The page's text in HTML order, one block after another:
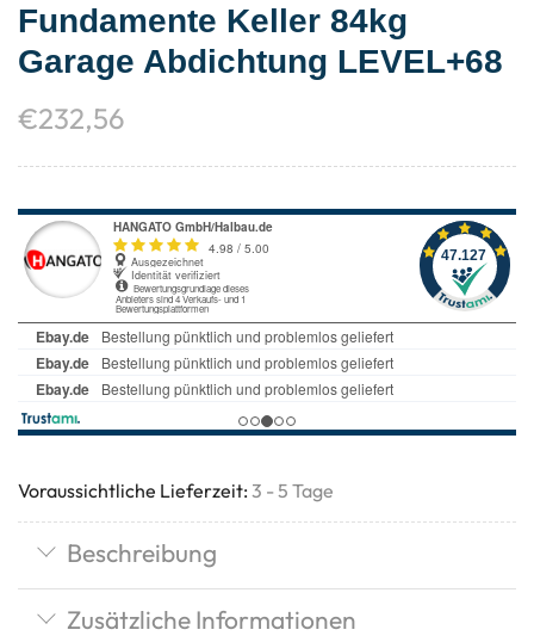
Fundamente Keller 84kg
Garage Abdichtung LEVEL+68
€232,56
Voraussichtliche Lieferzeit: 3 - 5 Tage
Beschreibung
Zusätzliche Informationen